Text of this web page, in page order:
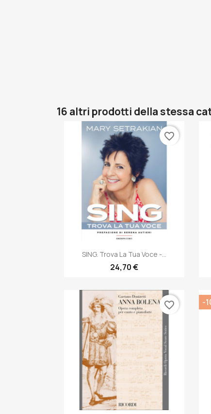
16 altri prodotti della stessa
Anteprima
SING. Trova La Tua Voce -...
24,70 €
favorite_border
favorite_border -